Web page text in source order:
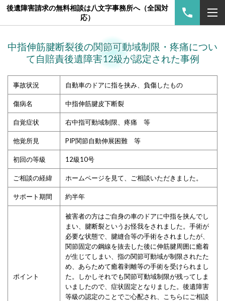
後遺障害請求の無料相談は八文字事務所へ（全国対
応）
中指伸筋腱断裂後の関節可動域制限・疼痛につい
て自賠責後遺障害12級が認定された事例
事故状況 自動車のドアに指を挟み、負傷したもの
傷病名 中指伸筋腱皮下断裂
自覚症状 右中指可動域制限、疼痛 等
他覚所見 PIP関節自動伸展困難 等
初回の等級 12級10号
ご相談の経緯 ホームページを見て、ご相談いただきました。
サポート期間 約半年
ポイント
被害者の方はご自身の車のドアに中指を挟んでし
まい、 腱断裂というお怪我をされました。手術が
必要な状態で、腱縫合等の手術をされましたが、
関節固定の鋼線を抜去した後に伸筋腱周囲に癒着
が生じてしまい、指の関節可動域が制限されたた
め、あらためて癒着剥離等の手術を受けられまし
た。しかしそれでも関節可動域制限が残ってしま
いましたので、症状固定となりました。後遺障害
等級の認定のことでご心配され、こちらにご相談